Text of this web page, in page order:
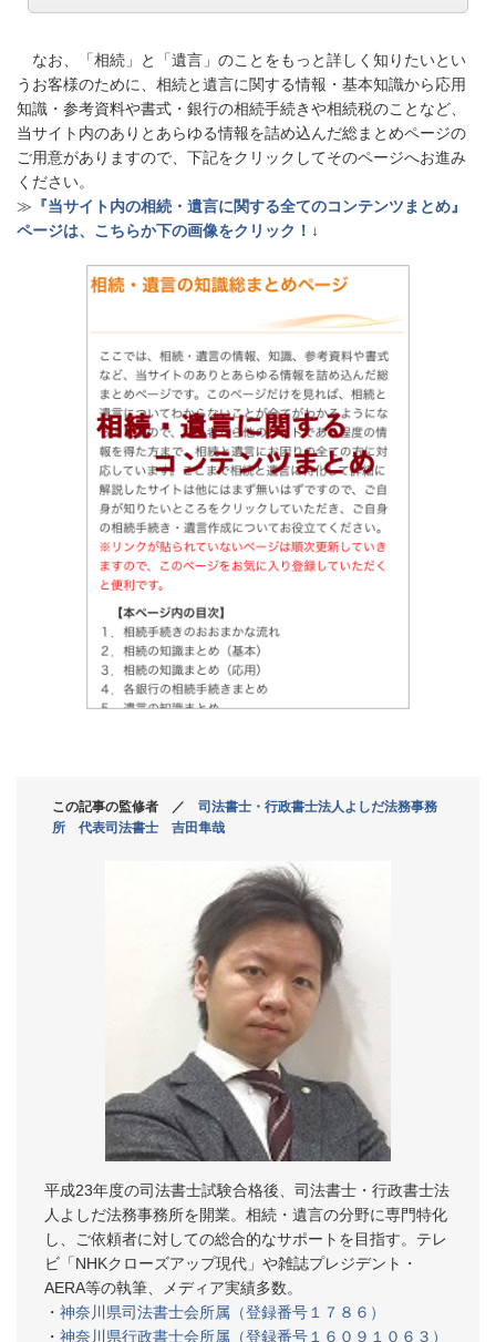
なお、「相続」と「遺言」のことをもっと詳しく知りたいとい
うお客様のために、相続と遺言に関する情報・基本知識から応用
知識・参考資料や書式・銀行の相続手続きや相続税のことなど、
当サイト内のありとあらゆる情報を詰め込んだ総まとめページの
ご用意がありますので、下記をクリックしてそのページへお進み
ください。
≫ 『当サイト内の相続・遺言に関する全てのコンテンツまとめ』
ページは、こちらか下の画像をクリック！ ↓
この記事の監修者 ／ 司法書士・行政書士法人よしだ法務事務
所 代表司法書士 吉田隼哉
平成23年度の司法書士試験合格後、司法書士・行政書士法
人よしだ法務事務所を開業。相続・遺言の分野に専門特化
し、ご依頼者に対しての総合的なサポートを目指す。テレ
ビ「NHKクローズアップ現代」や雑誌プレジデント・
AERA等の執筆、メディア実績多数。
・ 神奈川県司法書士会所属（登録番号１７８６）
・ 神奈川県行政書士会所属（登録番号１６０９１０６３）